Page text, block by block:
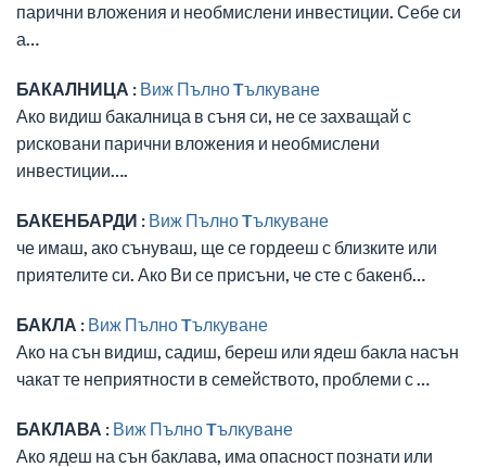
парични вложения и необмислени инвестиции. Себе си
а…
БАКАЛНИЦА : Виж Пълно Tълкуване
Ако видиш бакалница в съня си, не се захващай с
рисковани парични вложения и необмислени
инвестиции….
БАКЕНБАРДИ : Виж Пълно Tълкуване
че имаш, ако сънуваш, ще се гордееш с близките или
приятелите си. Ако Ви се присъни, че сте с бакенб…
БАКЛА : Виж Пълно Tълкуване
Ако на сън видиш, садиш, береш или ядеш бакла насън
чакат те неприятности в семейството, проблеми с …
БАКЛАВА : Виж Пълно Tълкуване
Ако ядеш на сън баклава, има опасност познати или